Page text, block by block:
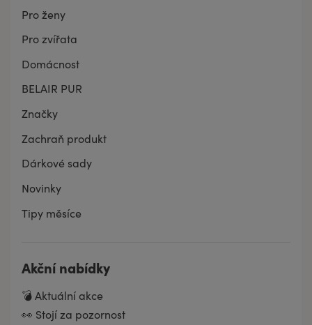
Pro ženy
Pro zvířata
Domácnost
BELAIR PUR
Značky
Zachraň produkt
Dárkové sady
Novinky
Tipy měsíce
Akční nabídky
💣 Aktuální akce
👀 Stojí za pozornost